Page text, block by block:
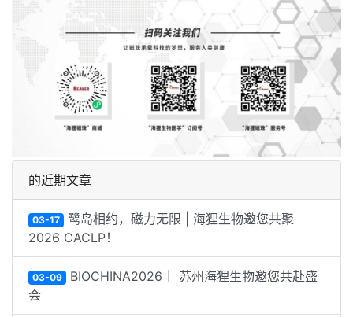
的近期文章
03-17 鹭岛相约，磁力无限 | 海狸生物邀您共聚
2026 CACLP！
03-09 BIOCHINA2026｜ 苏州海狸生物邀您共赴盛
会